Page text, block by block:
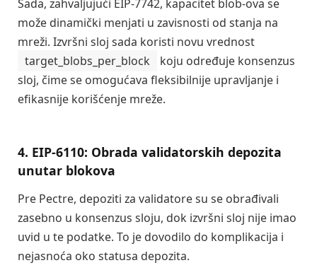
Sada, zahvaljujući EIP-7742, kapacitet blob-ova se
može dinamički menjati u zavisnosti od stanja na
mreži. Izvršni sloj sada koristi novu vrednost
target_blobs_per_block
koju određuje konsenzus
sloj, čime se omogućava fleksibilnije upravljanje i
efikasnije korišćenje mreže.
4. EIP-6110: Obrada validatorskih depozita
unutar blokova
Pre Pectre, depoziti za validatore su se obrađivali
zasebno u konsenzus sloju, dok izvršni sloj nije imao
uvid u te podatke. To je dovodilo do komplikacija i
nejasnoća oko statusa depozita.